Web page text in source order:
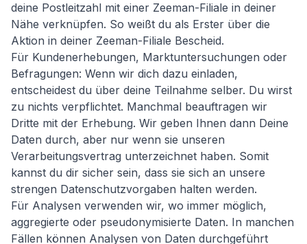
deine Postleitzahl mit einer Zeeman-Filiale in deiner
Nähe verknüpfen. So weißt du als Erster über die
Aktion in deiner Zeeman-Filiale Bescheid.
Für Kundenerhebungen, Marktuntersuchungen oder
Befragungen: Wenn wir dich dazu einladen,
entscheidest du über deine Teilnahme selber. Du wirst
zu nichts verpflichtet. Manchmal beauftragen wir
Dritte mit der Erhebung. Wir geben Ihnen dann Deine
Daten durch, aber nur wenn sie unseren
Verarbeitungsvertrag unterzeichnet haben. Somit
kannst du dir sicher sein, dass sie sich an unsere
strengen Datenschutzvorgaben halten werden.
Für Analysen verwenden wir, wo immer möglich,
aggregierte oder pseudonymisierte Daten. In manchen
Fällen können Analysen von Daten durchgeführt